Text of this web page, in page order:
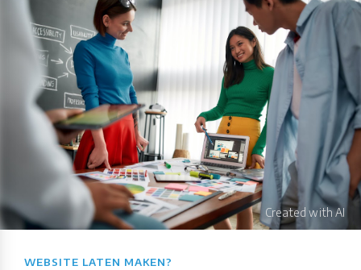
WEBSITE LATEN MAKEN?​​​​​​​​​​​​​​